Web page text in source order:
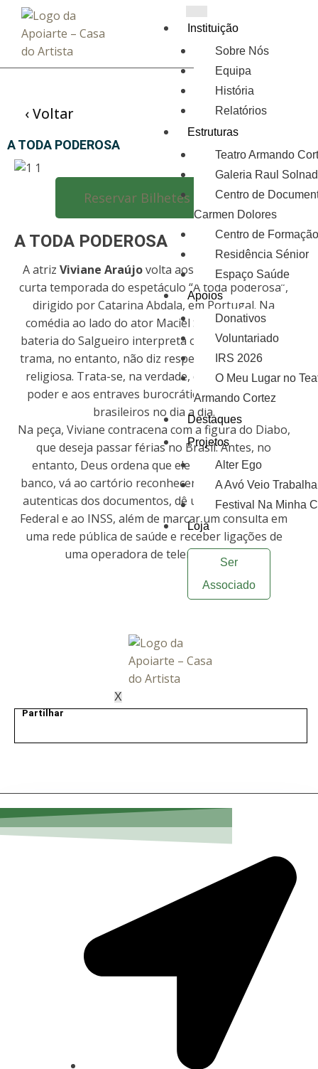
Instituição
Sobre Nós
Equipa
História
Relatórios
Estruturas
Teatro Armando
Galeria Raul
Centro de
Carmen Dolores
Centro de
Residência Sénior
Espaço Saúde
Apoios
Donativos
Voluntariado
IRS 2026
O Meu Lugar no
Armando Cortez
Destaques
Projetos
Alter Ego
A Avó Veio
Festival Na Minha
Loja
Ser
Associado
X
‹ Voltar
A TODA PODEROSA
Reservar Bilhetes Aqui!
A TODA PODEROSA
A atriz Viviane Araújovolta aos palcos para uma
curta temporada do espetáculo “A toda poderosa”,
dirigido por Catarina Abdala, em Portugal. Na
comédia ao lado do ator Maciel Silva, a rainha de
bateria do Salgueiro interpreta o papel de Deus. A
trama, no entanto, não diz respeito a uma história
religiosa. Trata-se, na verdade, de uma crítica ao
poder e aos entraves burocráticos vividos pelos
brasileiros no dia a dia.
Na peça, Viviane contracena com a figura do Diabo,
que deseja passar férias no Brasil. Antes, no
entanto, Deus ordena que ele pague taxas no
banco, vá ao cartório reconhecer firma, tire cópias
autenticas dos documentos, dê um pulo à Receita
Federal e ao INSS, além de marcar um consulta em
uma rede pública de saúde e receber ligações de
uma operadora de telemarketing.
Partilhar